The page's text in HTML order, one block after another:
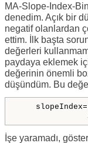
MA-Slope-Index-
denedim. Açık bir
negatif olanlardan
ettim. İlk başta
değerleri
paydaya eklemek
değerinin önemli
düşündüm. Bu
/
İşe yaramadı,